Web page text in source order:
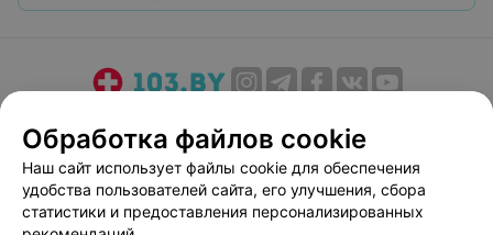
Медицинский маркетинг
Публичный договор
Пользовательское соглашение
Способы оплаты
Вакансии
Партнеры
Обработка файлов cookie
Наш сайт использует файлы cookie для обеспечения
удобства пользователей сайта, его улучшения, сбора
статистики и предоставления персонализированных